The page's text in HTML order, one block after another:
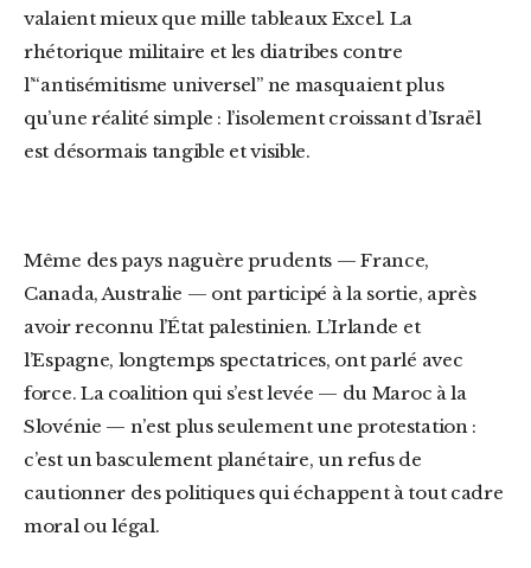
valaient mieux que mille tableaux Excel. La
rhétorique militaire et les diatribes contre
l’“antisémitisme universel” ne masquaient plus
qu’une réalité simple : l’isolement croissant d’Israël
est désormais tangible et visible.
Même des pays naguère prudents — France,
Canada, Australie — ont participé à la sortie, après
avoir reconnu l’État palestinien. L’Irlande et
l’Espagne, longtemps spectatrices, ont parlé avec
force. La coalition qui s’est levée — du Maroc à la
Slovénie — n’est plus seulement une protestation :
c’est un basculement planétaire, un refus de
cautionner des politiques qui échappent à tout cadre
moral ou légal.